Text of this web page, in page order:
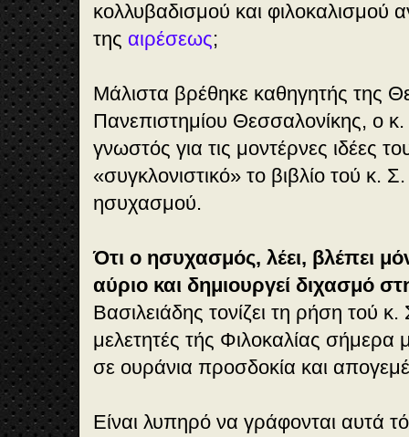
κολλυβαδισμού και φιλοκαλισμού
της αιρέσεως;
Μάλιστα βρέθηκε καθηγητής της
Πανεπιστημίου Θεσσαλονίκης, ο
γνωστός για τις μοντέρνες ιδέες
«συγκλονιστικό» το βιβλίο τού κ.
ησυχασμού.
Ότι ο ησυχασμός, λέει, βλέπει
αύριο και δημιουργεί διχασμό
Βασιλειάδης τονίζει τη ρήση τού
μελετητές τής Φιλοκαλίας σήμερα
σε ουράνια προσδοκία και
Είναι λυπηρό να γράφονται αυτά